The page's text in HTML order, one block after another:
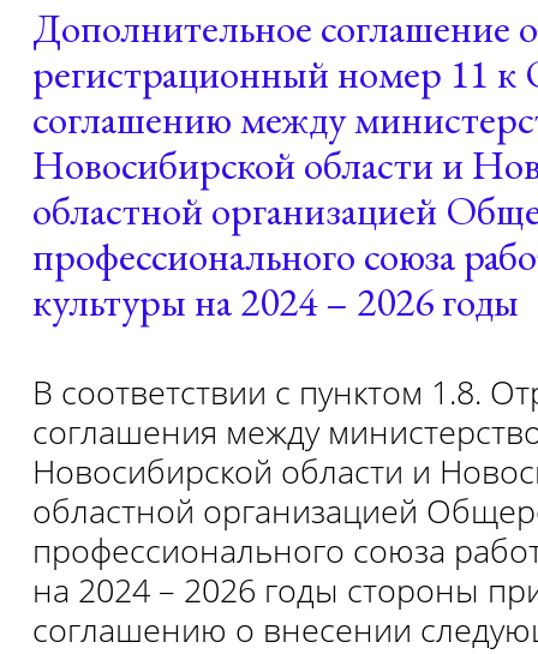
Дополнительное соглашение
регистрационный номер 11 к
соглашению между
Новосибирской области и
областной организацией
профессионального союза
культуры на 2024 – 2026 годы
В соответствии с пунктом 1.8.
соглашения между
Новосибирской области и
областной организацией
профессионального союза
на 2024 – 2026 годы стороны
соглашению о внесении